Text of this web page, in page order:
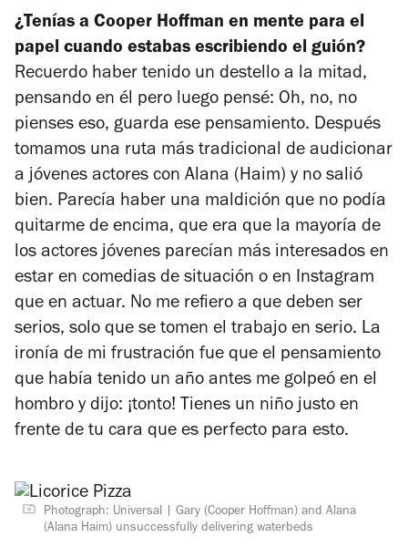
¿Tenías a Cooper Hoffman en mente para el
papel cuando estabas escribiendo el guión?
Recuerdo haber tenido un destello a la mitad,
pensando en él pero luego pensé: Oh, no, no
pienses eso, guarda ese pensamiento. Después
tomamos una ruta más tradicional de audicionar
a jóvenes actores con Alana (Haim) y no salió
bien. Parecía haber una maldición que no podía
quitarme de encima, que era que la mayoría de
los actores jóvenes parecían más interesados ​​en
estar en comedias de situación o en Instagram
que en actuar. No me refiero a que deben ser
serios, solo que se tomen el trabajo en serio. La
ironía de mi frustración fue que el pensamiento
que había tenido un año antes me golpeó en el
hombro y dijo: ¡tonto! Tienes un niño justo en
frente de tu cara que es perfecto para esto.
Photograph: Universal
Gary (Cooper Hoffman) and Alana
(Alana Haim) unsuccessfully delivering waterbeds